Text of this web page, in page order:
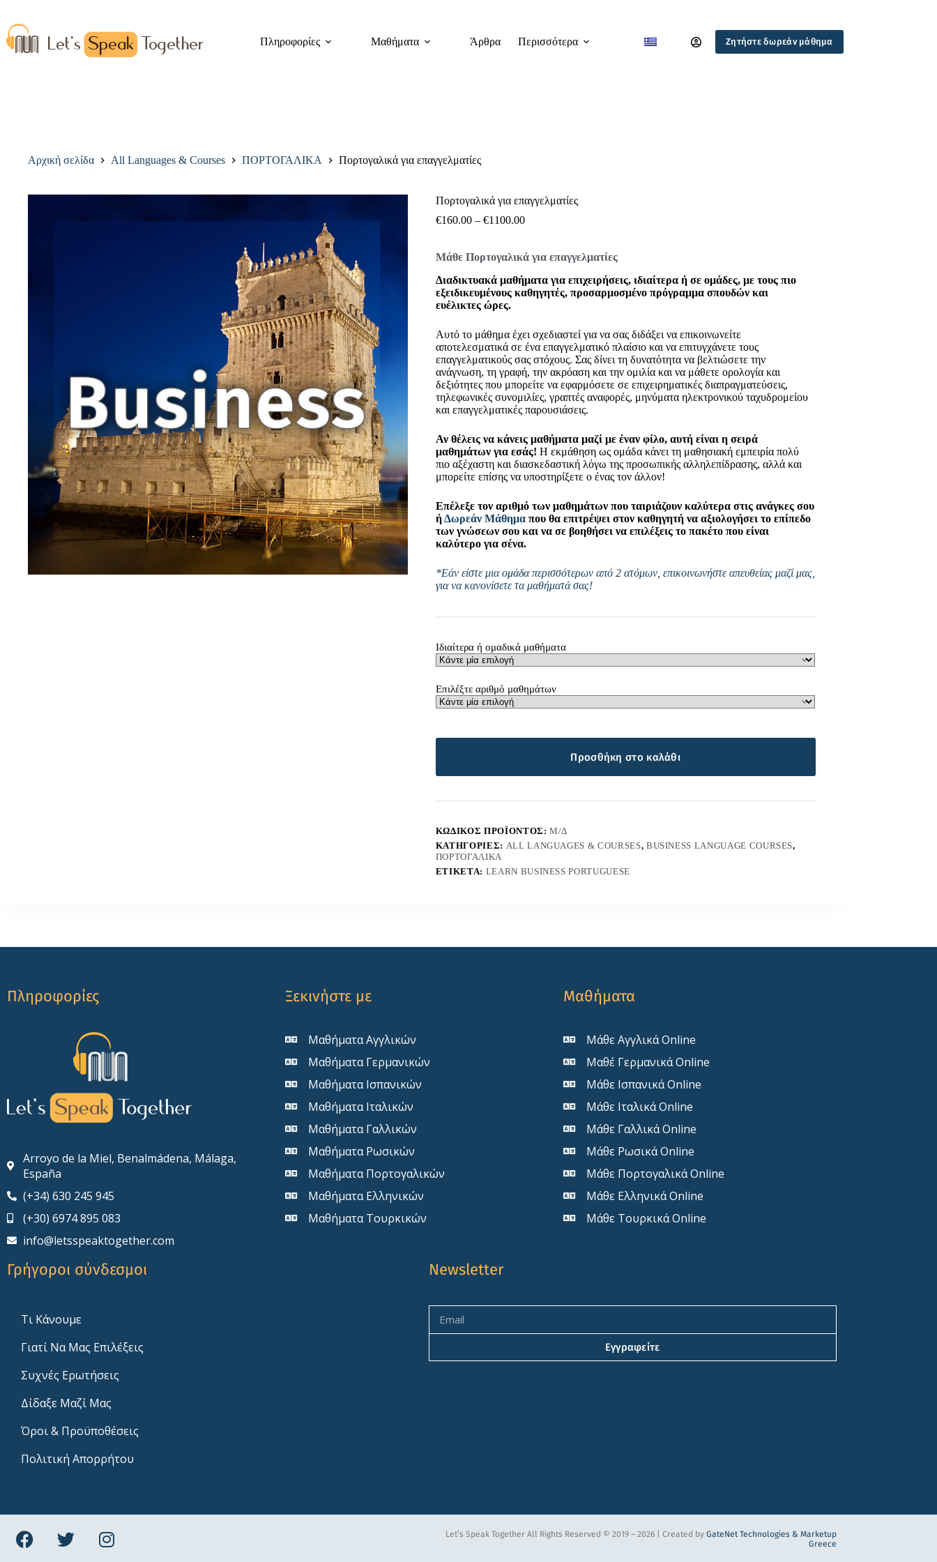
Πληροφορίες Μαθήματα Άρθρα Περισσότερα Ζητήστε δωρεάν μάθημα
Αρχική σελίδα All Languages & Courses ΠΟΡΤΟΓΑΛΙΚΑ Πορτογαλικά για επαγγελματίες
Πορτογαλικά για επαγγελματίες
€160.00– €1100.00
Μάθε Πορτογαλικά για επαγγελματίες
Διαδικτυακά μαθήματα για επιχειρήσεις, ιδιαίτερα ή σε ομάδες, με τους πιο
εξειδικευμένους καθηγητές, προσαρμοσμένο πρόγραμμα σπουδών και
ευέλικτες ώρες.
Αυτό το μάθημα έχει σχεδιαστεί για να σας διδάξει να επικοινωνείτε
αποτελεσματικά σε ένα επαγγελματικό πλαίσιο και να επιτυγχάνετε τους
επαγγελματικούς σας στόχους. Σας δίνει τη δυνατότητα να βελτιώσετε την
ανάγνωση, τη γραφή, την ακρόαση και την ομιλία και να μάθετε ορολογία και
δεξιότητες που μπορείτε να εφαρμόσετε σε επιχειρηματικές διαπραγματεύσεις,
τηλεφωνικές συνομιλίες, γραπτές αναφορές, μηνύματα ηλεκτρονικού ταχυδρομείου
και επαγγελματικές παρουσιάσεις.
Αν θέλεις να κάνεις μαθήματα μαζί με έναν φίλο, αυτή είναι η σειρά
μαθημάτων για εσάς! Η εκμάθηση ως ομάδα κάνει τη μαθησιακή εμπειρία πολύ
πιο αξέχαστη και διασκεδαστική λόγω της προσωπικής αλληλεπίδρασης, αλλά και
μπορείτε επίσης να υποστηρίξετε ο ένας τον άλλον!
Επέλεξε τον αριθμό των μαθημάτων που ταιριάζουν καλύτερα στις ανάγκες σου
ήΔωρεάν Μάθημαπου θα επιτρέψει στον καθηγητή να αξιολογήσει το επίπεδο
των γνώσεων σου και να σε βοηθήσει να επιλέξεις το πακέτο που είναι
καλύτερο για σένα.
*Εάν είστε μια ομάδα περισσότερων από 2 ατόμων, επικοινωνήστε απευθείας μαζί μας,
για να κανονίσετε τα μαθήματά σας!
Ιδιαίτερα ή ομαδικά μαθήματα
Επιλέξτε αριθμό μαθημάτων
Προσθήκη στο καλάθι
ΚΩΔΙΚΌΣ ΠΡΟΪΌΝΤΟΣ:Μ/Δ
ΚΑΤΗΓΟΡΊΕΣ: ALL LANGUAGES & COURSES, BUSINESS LANGUAGE COURSES,
ΠΟΡΤΟΓΑΛΙΚΑ
ΕΤΙΚΈΤΑ: LEARN BUSINESS PORTUGUESE
Πληροφορίες
Arroyo de la Miel, Benalmádena, Málaga,
España
(+34) 630 245 945
(+30) 6974 895 083
info@letsspeaktogether.com
Ξεκινήστε με
Μαθήματα Αγγλικών
Μαθήματα Γερμανικών
Μαθήματα Ισπανικών
Μαθήματα Ιταλικών
Μαθήματα Γαλλικών
Μαθήματα Ρωσικών
Μαθήματα Πορτογαλικών
Μαθήματα Ελληνικών
Μαθήματα Τουρκικών
Μαθήματα
Μάθε Αγγλικά Online
Μαθέ Γερμανικά Online
Μάθε Ισπανικά Online
Μάθε Ιταλικά Online
Μάθε Γαλλικά Online
Μάθε Ρωσικά Online
Μάθε Πορτογαλικά Online
Μάθε Ελληνικά Online
Μάθε Τουρκικά Online
Γρήγοροι σύνδεσμοι
Τι Κάνουμε
Γιατί Να Μας Επιλέξεις
Συχνές Ερωτήσεις
Δίδαξε Μαζί Μας
Όροι & Προϋποθέσεις
Πολιτική Απορρήτου
Newsletter
Εγγραφείτε
Let’s Speak Together All Rights Reserved © 2019 – 2026 | Created by GateNet Technologies & Marketup
Greece